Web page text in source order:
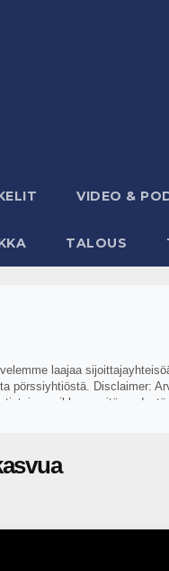
VIDEO &
TALOUS
laajaa
pörssiyhtiöstä. Disclaimer:
tämän sivun sisältöihin
tietoa, mutta Inderes